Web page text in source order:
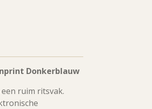
Donkerblauw
ruim ritsvak.